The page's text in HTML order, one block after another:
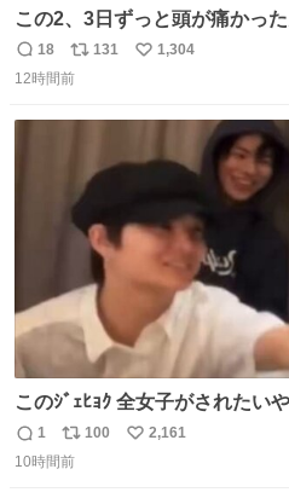
この2、3日ずっと頭が痛かっ
ら…
返
信
18
リ
ポ
131
い
1,304
12時間前
このｼﾞｪﾋｮｸ 全女子がされたい
返
信
1
リ
ポ
100
い
2,161
10時間前